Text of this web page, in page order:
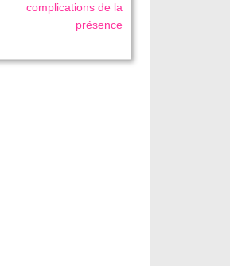
complications de la
présence